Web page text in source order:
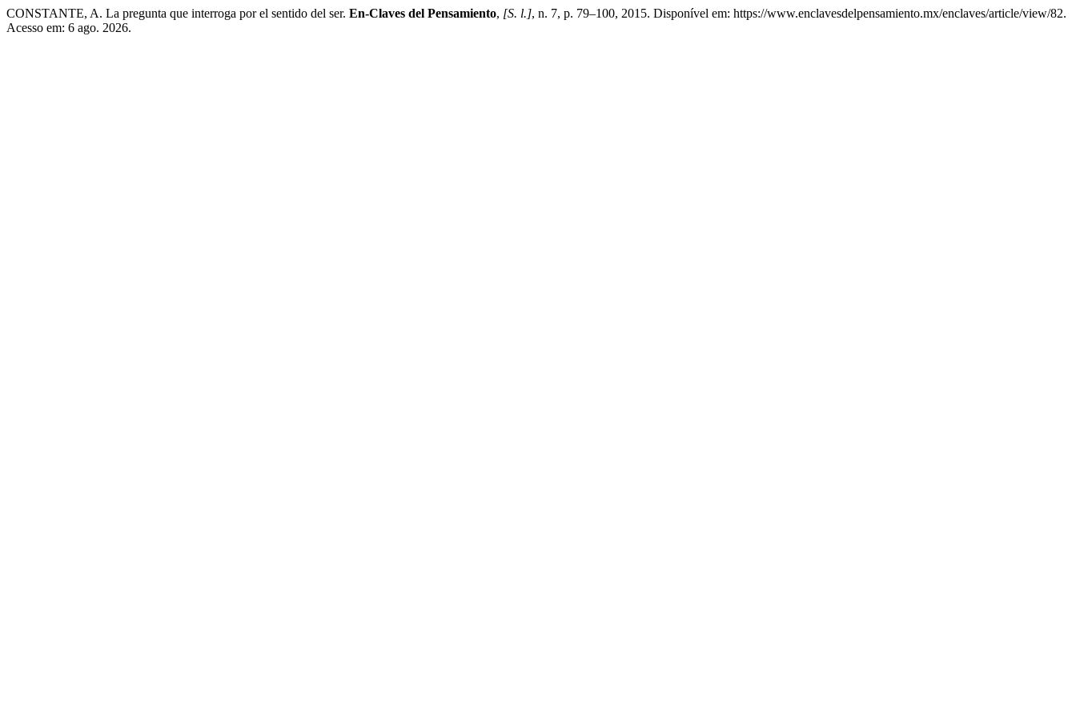
CONSTANTE, A. La pregunta que interroga por el sentido del ser. En-Claves del Pensamiento, [S. l.], n. 7, p. 79–100, 2015. Disponível em: https://www.enclavesdelpensamiento.mx/enclaves/article/view/82.
Acesso em: 6 ago. 2026.